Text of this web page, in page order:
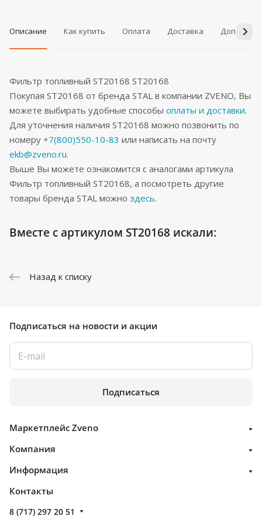
Описание Как купить Оплата Доставка
Фильтр топливный ST20168 ST20168
Покупая ST20168 от бренда STAL в компании ZVENO, Вы
можете выбирать удобные способы оплаты и доставки.
Для уточнения наличия ST20168 можно позвонить по
номеру +7(800)550-10-83 или написать на почту
ekb@zveno.ru.
Выше Вы можете ознакомится с аналогами артикула
Фильтр топливный ST20168, а посмотреть другие
товары бренда STAL можно здесь.
Вместе с артикулом ST20168 искали:
Назад к списку
Подписаться на новости и акции
Подписаться
Маркетплейс Zveno
Компания
Информация
Контакты
8 (717) 297 20 51